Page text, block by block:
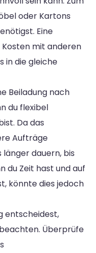
oder Kartons
Eine
Kosten mit anderen
in die gleiche
Beiladung nach
du flexibel
Da das
Aufträge
dauern, bis
du Zeit hast und auf
könnte dies jedoch
entscheidest,
Überprüfe